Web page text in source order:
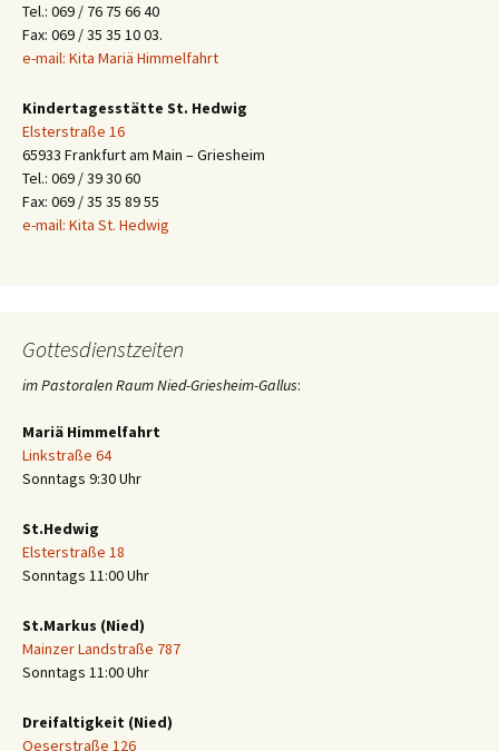
Tel.: 069 / 76 75 66 40
Fax: 069 / 35 35 10 03.
e-mail: Kita Mariä Himmelfahrt
Kindertagesstätte St. Hedwig
Elsterstraße 16
65933 Frankfurt am Main – Griesheim
Tel.: 069 / 39 30 60
Fax: 069 / 35 35 89 55
e-mail: Kita St. Hedwig
Gottesdienstzeiten
im Pastoralen Raum Nied-Griesheim-Gallus:
Mariä Himmelfahrt
Linkstraße 64
Sonntags 9:30 Uhr
St.Hedwig
Elsterstraße 18
Sonntags 11:00 Uhr
St.Markus (Nied)
Mainzer Landstraße 787
Sonntags 11:00 Uhr
Dreifaltigkeit (Nied)
Oeserstraße 126